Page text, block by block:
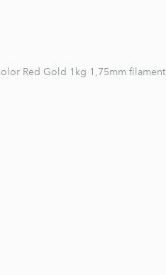
Red Gold 1kg 1,75mm filament